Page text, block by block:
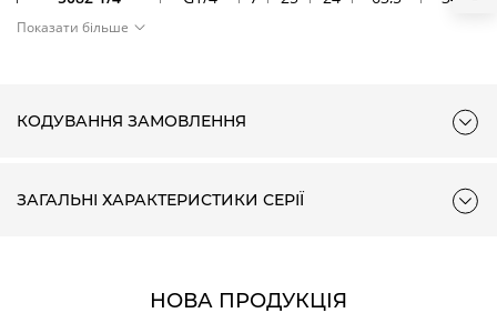
Показати більше
КОДУВАННЯ ЗАМОВЛЕННЯ
ЗАГАЛЬНІ ХАРАКТЕРИСТИКИ СЕРІЇ
НОВА ПРОДУКЦІЯ